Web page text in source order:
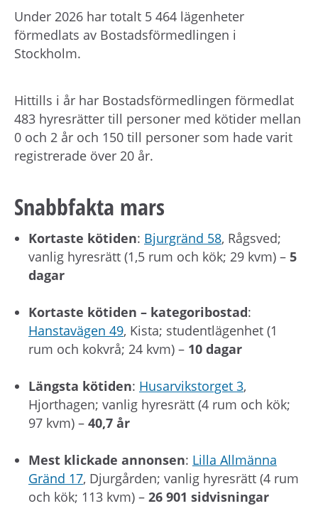
Under 2026 har totalt 5 464 lägenheter
förmedlats av Bostadsförmedlingen i
Stockholm.
Hittills i år har Bostadsförmedlingen förmedlat
483 hyresrätter till personer med kötider mellan
0 och 2 år och 150 till personer som hade varit
registrerade över 20 år.
Snabbfakta mars
Kortaste kötiden: Bjurgränd 58, Rågsved;
vanlig hyresrätt (1,5 rum och kök; 29 kvm) – 5
dagar
Kortaste kötiden – kategoribostad:
Hanstavägen 49, Kista; studentlägenhet (1
rum och kokvrå; 24 kvm) – 10 dagar
Längsta kötiden: Husarvikstorget 3,
Hjorthagen; vanlig hyresrätt (4 rum och kök;
97 kvm) – 40,7 år
Mest klickade annonsen: Lilla Allmänna
Gränd 17, Djurgården; vanlig hyresrätt (4 rum
och kök; 113 kvm) – 26 901 sidvisningar